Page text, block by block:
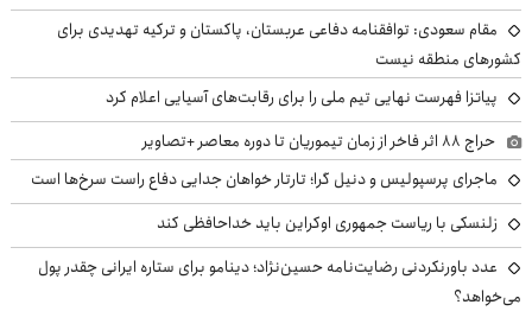
مقام سعودی: توافقنامه دفاعی عربستان، پاکستان و ترکیه تهدیدی برای
کشورهای منطقه نیست
پیاتزا فهرست نهایی تیم ملی را برای رقابت‌های آسیایی اعلام کرد
حراج ۸۸ اثر فاخر از زمان تیموریان تا دوره معاصر +تصاویر
ماجرای پرسپولیس و دنیل گرا؛ تارتار خواهان جدایی دفاع راست سرخ‌ها است
زلنسکی با ریاست جمهوری اوکراین باید خداحافظی کند
عدد باورنکردنی رضایت‌نامه حسین‌نژاد؛ دینامو برای ستاره ایرانی چقدر پول
می‌خواهد؟